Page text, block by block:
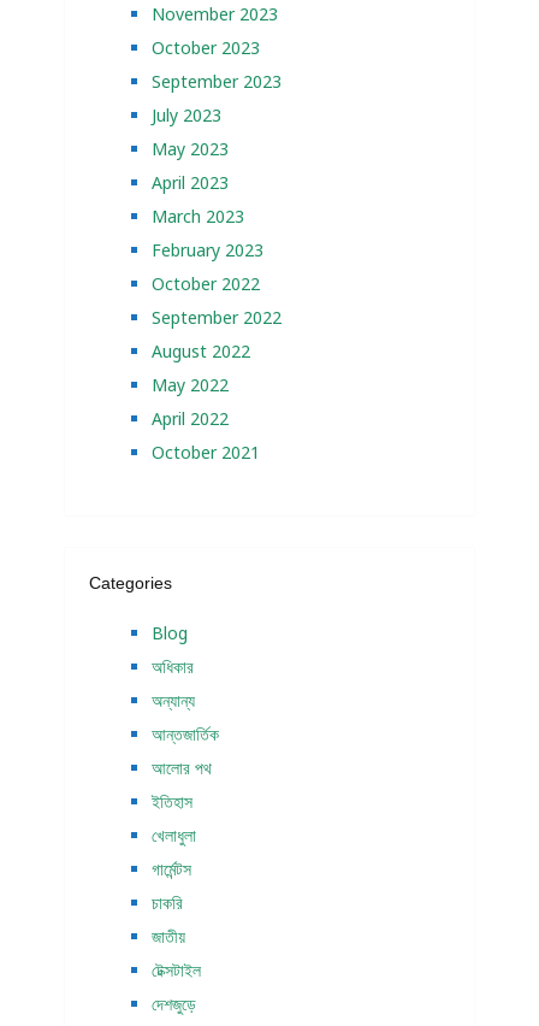
November 2023
October 2023
September 2023
July 2023
May 2023
April 2023
March 2023
February 2023
October 2022
September 2022
August 2022
May 2022
April 2022
October 2021
Categories
Blog
অধিকার
অন্যান্য
আন্তজার্তিক
আলোর পথ
ইতিহাস
খেলাধুলা
গার্মেন্টস
চাকরি
জাতীয়
টেক্সটাইল
দেশজুড়ে